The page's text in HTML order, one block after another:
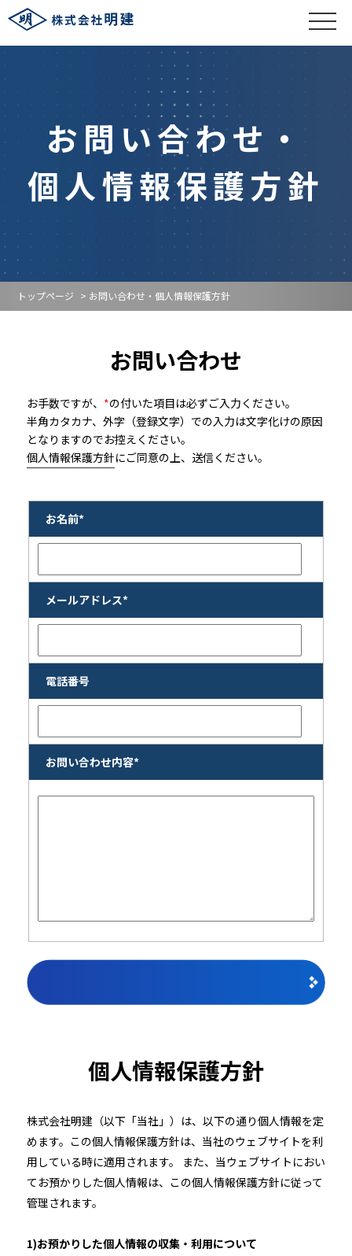
お問い合わせ・
個人情報保護方針
トップページ > お問い合わせ・個人情報保護方針
お問い合わせ
お手数ですが、 *の付いた項目は必ずご入力ください。
半角カタカナ、外字（登録文字）での入力は文字化けの原因
となりますのでお控えください。
個人情報保護方針にご同意の上、送信ください。
お名前*
メールアドレス*
電話番号
お問い合わせ内容*
個人情報保護方針
株式会社明建（以下「当社」）は、以下の通り個人情報を定
めます。この個人情報保護方針は、当社のウェブサイトを利
用している時に適用されます。 また、当ウェブサイトにおい
てお預かりした個人情報は、この個人情報保護方針に従って
管理されます。
1)お預かりした個人情報の収集・利用について